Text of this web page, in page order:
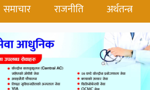
समाचार राजनीति अर्थतन्त्र